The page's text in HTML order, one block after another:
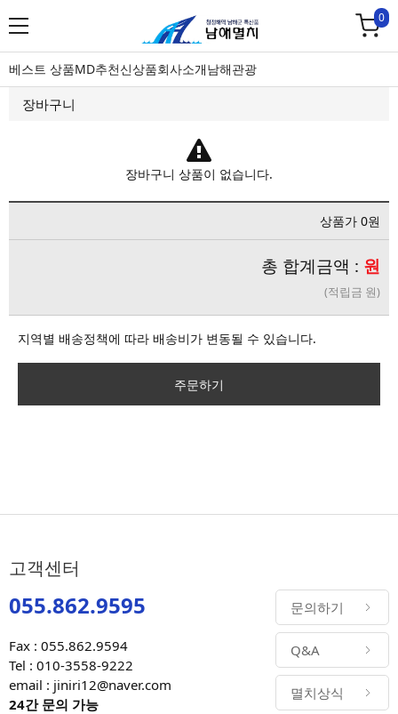
0
베스트 상품MD추천신상품회사소개남해관광
장바구니
장바구니 상품이 없습니다.
상품가 0원
총 합계금액 : 원
(적립금 원)
지역별 배송정책에 따라 배송비가 변동될 수 있습니다.
주문하기
고객센터
055.862.9595
Fax : 055.862.9594
Tel : 010-3558-9222
email : jiniri12@naver.com
24간 문의 가능
문의하기
Q&A
멸치상식